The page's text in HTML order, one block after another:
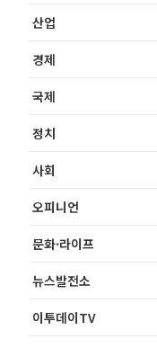
산업
경제
국제
정치
사회
오피니언
문화·라이프
뉴스발전소
이투데이TV